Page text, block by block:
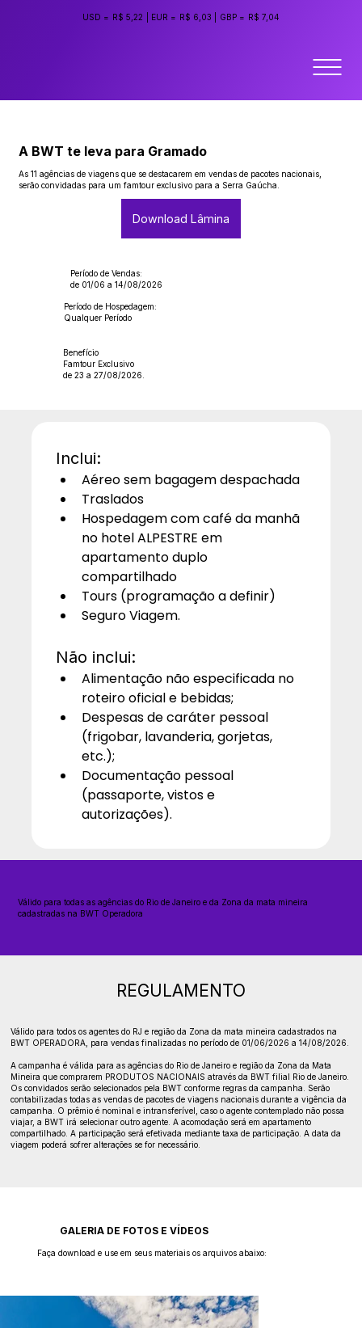
USD = R$ 5,22 EUR = R$ 6,03 GBP = R$ 7,04
Período de Vendas:
de 01/06 a 14/08/2026
Período de Hospedagem:
Qualquer Período
Benefício
Famtour Exclusivo
de 23 a 27/08/2026.
A BWT te leva para Gramado
As 11 agências de viagens que se destacarem em vendas de pacotes nacionais,
serão convidadas para um famtour exclusivo para a Serra Gaúcha.
Download Lâmina
Inclui:
Aéreo sem bagagem despachada
Traslados
Hospedagem com café da manhã
no hotel ALPESTRE em
apartamento duplo
compartilhado
Tours (programação a definir)
Seguro Viagem.
Não inclui:
Alimentação não especificada no
roteiro oficial e bebidas;
Despesas de caráter pessoal
(frigobar, lavanderia, gorjetas,
etc.);
Documentação pessoal
(passaporte, vistos e
autorizações).
Válido para todas as agências do Rio de Janeiro e da Zona da mata mineira
cadastradas na BWT Operadora
REGULAMENTO
Válido para todos os agentes do RJ e região da Zona da mata mineira cadastrados na
BWT OPERADORA, para vendas finalizadas no período de 01/06/2026 a 14/08/2026.
A campanha é válida para as agências do Rio de Janeiro e região da Zona da Mata
Mineira que comprarem PRODUTOS NACIONAIS através da BWT filial Rio de Janeiro.
Os convidados serão selecionados pela BWT conforme regras da campanha. Serão
contabilizadas todas as vendas de pacotes de viagens nacionais durante a vigência da
campanha. O prêmio é nominal e intransferível, caso o agente contemplado não possa
viajar, a BWT irá selecionar outro agente. A acomodação será em apartamento
compartilhado. A participação será efetivada mediante taxa de participação. A data da
viagem poderá sofrer alterações se for necessário.
GALERIA DE FOTOS E VÍDEOS
Faça download e use em seus materiais os arquivos abaixo: